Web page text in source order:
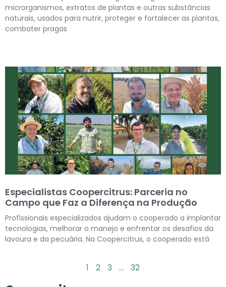
microrganismos, extratos de plantas e outras substâncias
naturais, usados para nutrir, proteger e fortalecer as plantas,
combater pragas
Especialistas Coopercitrus: Parceria no
Campo que Faz a Diferença na Produção
Profissionais especializados ajudam o cooperado a implantar
tecnologias, melhorar o manejo e enfrentar os desafios da
lavoura e da pecuária. Na Coopercitrus, o cooperado está
1 2 3 … 32